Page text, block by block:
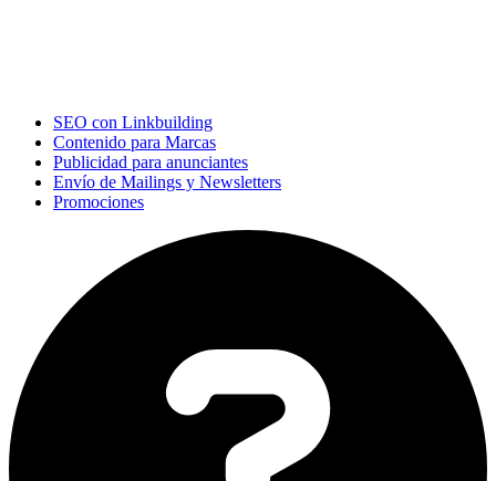
SEO con Linkbuilding
Contenido para Marcas
Publicidad para anunciantes
Envío de Mailings y Newsletters
Promociones